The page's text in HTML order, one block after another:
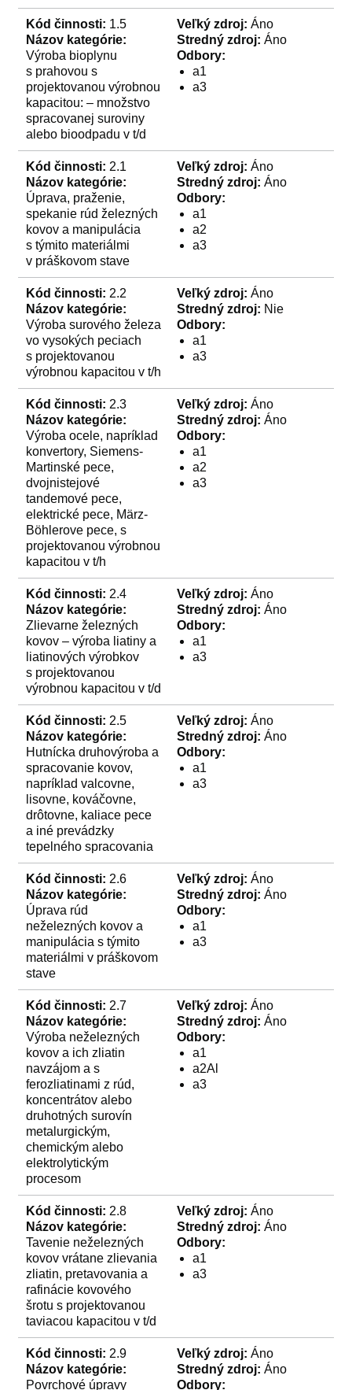
Kód činnosti: 1.5
Názov kategórie:
Výroba bioplynu
s prahovou s
projektovanou výrobnou
kapacitou: – množstvo
spracovanej suroviny
alebo bioodpadu v t/d
Veľký zdroj: Áno
Stredný zdroj: Áno
Odbory:
a1
a3
Kód činnosti: 2.1
Názov kategórie:
Úprava, praženie,
spekanie rúd železných
kovov a manipulácia
s týmito materiálmi
v práškovom stave
Veľký zdroj: Áno
Stredný zdroj: Áno
Odbory:
a1
a2
a3
Kód činnosti: 2.2
Názov kategórie:
Výroba surového železa
vo vysokých peciach
s projektovanou
výrobnou kapacitou v t/h
Veľký zdroj: Áno
Stredný zdroj: Nie
Odbory:
a1
a3
Kód činnosti: 2.3
Názov kategórie:
Výroba ocele, napríklad
konvertory, Siemens-
Martinské pece,
dvojnistejové
tandemové pece,
elektrické pece, März-
Böhlerove pece, s
projektovanou výrobnou
kapacitou v t/h
Veľký zdroj: Áno
Stredný zdroj: Áno
Odbory:
a1
a2
a3
Kód činnosti: 2.4
Názov kategórie:
Zlievarne železných
kovov – výroba liatiny a
liatinových výrobkov
s projektovanou
výrobnou kapacitou v t/d
Veľký zdroj: Áno
Stredný zdroj: Áno
Odbory:
a1
a3
Kód činnosti: 2.5
Názov kategórie:
Hutnícka druhovýroba a
spracovanie kovov,
napríklad valcovne,
lisovne, kováčovne,
drôtovne, kaliace pece
a iné prevádzky
tepelného spracovania
Veľký zdroj: Áno
Stredný zdroj: Áno
Odbory:
a1
a3
Kód činnosti: 2.6
Názov kategórie:
Úprava rúd
neželezných kovov a
manipulácia s týmito
materiálmi v práškovom
stave
Veľký zdroj: Áno
Stredný zdroj: Áno
Odbory:
a1
a3
Kód činnosti: 2.7
Názov kategórie:
Výroba neželezných
kovov a ich zliatin
navzájom a s
ferozliatinami z rúd,
koncentrátov alebo
druhotných surovín
metalurgickým,
chemickým alebo
elektrolytickým
procesom
Veľký zdroj: Áno
Stredný zdroj: Áno
Odbory:
a1
a2Al
a3
Kód činnosti: 2.8
Názov kategórie:
Tavenie neželezných
kovov vrátane zlievania
zliatin, pretavovania a
rafinácie kovového
šrotu s projektovanou
taviacou kapacitou v t/d
Veľký zdroj: Áno
Stredný zdroj: Áno
Odbory:
a1
a3
Kód činnosti: 2.9
Názov kategórie:
Povrchové úpravy
Veľký zdroj: Áno
Stredný zdroj: Áno
Odbory: